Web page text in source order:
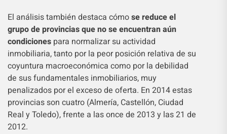
El análisis también destaca cómose reduce el
grupo de provincias que no se encuentran aún
condiciones para normalizar su actividad
inmobiliaria, tanto por la peor posición relativa de su
coyuntura macroeconómica como por la debilidad
de sus fundamentales inmobiliarios, muy
penalizados por el exceso de oferta. En 2014 estas
provincias son cuatro (Almería, Castellón, Ciudad
Real y Toledo), frente a las once de 2013 y las 21 de
2012.